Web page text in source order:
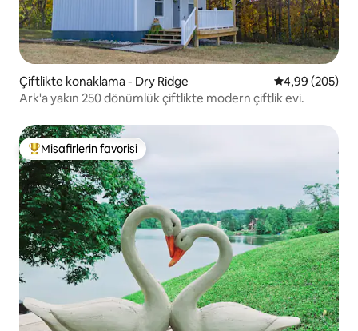
Çiftlikte konaklama - Dry Ridge 5 üzerinden
4,99 (205)
Ark'a yakın 250 dönümlük çiftlikte modern çiftlik evi.
Misafirlerin favorilerinden en beğenilenler arasında
Misafirlerin favorisi